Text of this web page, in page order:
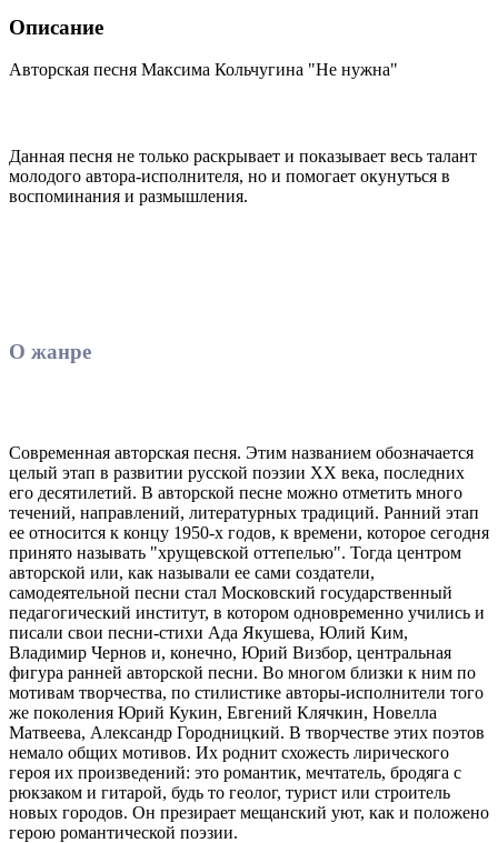
Описание
Авторская песня Максима Кольчугина "Не нужна"
Данная песня не только раскрывает и показывает весь талант
молодого автора-исполнителя, но и помогает окунуться в
воспоминания и размышления.
О жанре
Современная авторская песня. Этим названием обозначается
целый этап в развитии русской поэзии XX века, последних
его десятилетий. В авторской песне можно отметить много
течений, направлений, литературных традиций. Ранний этап
ее относится к концу 1950-х годов, к времени, которое сегодня
принято называть "хрущевской оттепелью". Тогда центром
авторской или, как называли ее сами создатели,
самодеятельной песни стал Московский государственный
педагогический институт, в котором одновременно учились и
писали свои песни-стихи Ада Якушева, Юлий Ким,
Владимир Чернов и, конечно, Юрий Визбор, центральная
фигура ранней авторской песни. Во многом близки к ним по
мотивам творчества, по стилистике авторы-исполнители того
же поколения Юрий Кукин, Евгений Клячкин, Новелла
Матвеева, Александр Городницкий. В творчестве этих поэтов
немало общих мотивов. Их роднит схожесть лирического
героя их произведений: это романтик, мечтатель, бродяга с
рюкзаком и гитарой, будь то геолог, турист или строитель
новых городов. Oн презирает мещанский уют, как и положено
герою романтической поэзии.